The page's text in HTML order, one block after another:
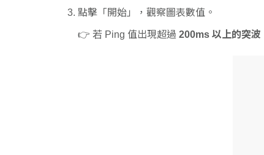
點擊「開始」，觀察圖表數值。
👉 若 Ping 值出現超過 200ms 以上的突波